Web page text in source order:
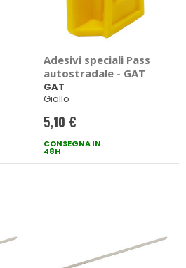
Adesivi speciali Pass
autostradale - GAT
GAT
Giallo
5,10 €
CONSEGNA IN
48H